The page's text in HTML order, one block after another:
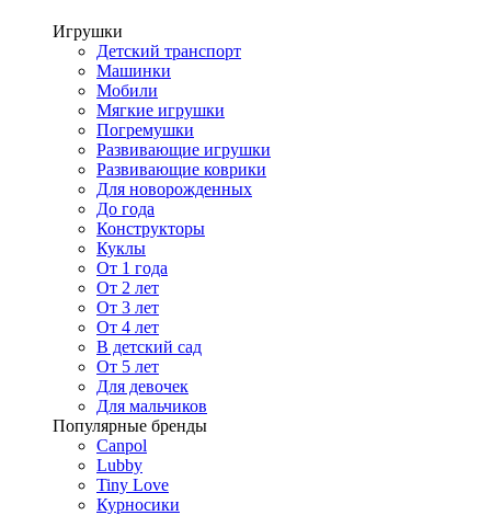
Игрушки
Детский транспорт
Машинки
Мобили
Мягкие игрушки
Погремушки
Развивающие игрушки
Развивающие коврики
Для новорожденных
До года
Конструкторы
Куклы
От 1 года
От 2 лет
От 3 лет
От 4 лет
В детский сад
От 5 лет
Для девочек
Для мальчиков
Популярные бренды
Canpol
Lubby
Tiny Love
Курносики